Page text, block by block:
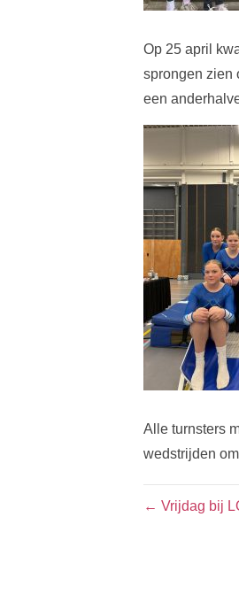
Op 25 april
sprongen zien
een
Alle turnsters
wedstrijden
← Vrijdag bij